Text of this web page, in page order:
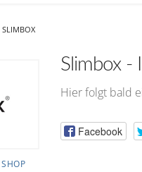
SLIMBOX
Slimbox -
Hier folgt bald
Facebook